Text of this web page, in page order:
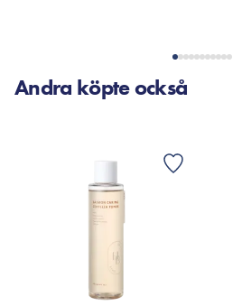
Andra köpte också